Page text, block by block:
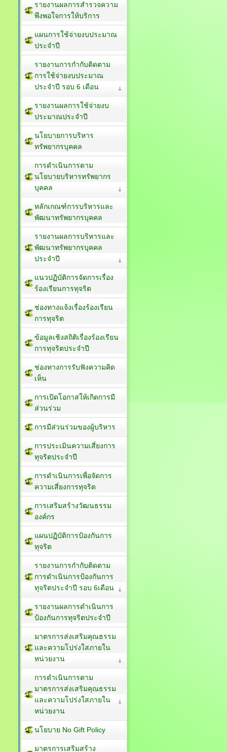
รายงานผลการสำรวจความ
พึงพอใจการให้บริการ
แผนการใช้จ่ายงบประมาณ
ประจำปี
รายงานการกำกับติดตาม
การใช้จ่ายงบประมาณ
ประจำปี รอบ 6 เดือน
รายงานผลการใช้จ่ายงบ
ประมาณประจำปี
นโยบายการบริหาร
ทรัพยากรบุคคล
การดำเนินการตาม
นโยบายบริหารทรัพยากร
บุคคล
หลักเกณฑ์การบริหารและ
พัฒนาทรัพยากรบุคคล
รายงานผลการบริหารและ
พัฒนาทรัพยากรบุคคล
ประจำปี
แนวปฏิบัติการจัดการเรื่อง
ร้องเรียนการทุจริต
ช่องทางแจ้งเรื่องร้องเรียน
การทุจริต
ข้อมูลเชิงสถิติเรื่องร้องเรียน
การทุจริตประจำปี
ช่องทางการรับฟังความคิด
เห็น
การเปิดโอกาสให้เกิดการมี
ส่วนร่วม
การมีส่วนร่วมของผู้บริหาร
การประเมินความเสี่ยงการ
ทุจริตประจำปี
การดำเนินการเพื่อจัดการ
ความเสี่ยงการทุจริต
การเสริมสร้างวัฒนธรรม
องค์กร
แผนปฏิบัติการป้องกันการ
ทุจริต
รายงานการกำกับติดตาม
การดำเนินการป้องกันการ
ทุจริตประจำปี รอบ 6เดือน
รายงานผลการดำเนินการ
ป้องกันการทุจริตประจำปี
มาตรการส่งเสริมคุณธรรม
และความโปร่งใสภายใน
หน่วยงาน
การดำเนินการตาม
มาตรการส่งเสริมคุณธรรม
และความโปร่งใสภายใน
หน่วยงาน
นโยบาย No Gift Policy
มาตรการเสริมสร้าง